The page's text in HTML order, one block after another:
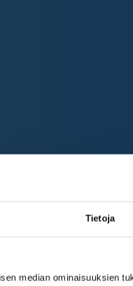
Tietoja
median ominaisuuksien